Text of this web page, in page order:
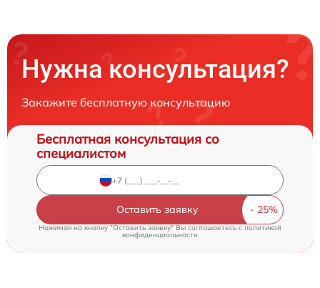
Нужна консультация?
Закажите бесплатную консультацию
Бесплатная консультация со
специалистом
Оставить заявку
Нажимая на кнопку "Оставить заявку" Вы соглашаетесь cполитикой
конфиденциальности